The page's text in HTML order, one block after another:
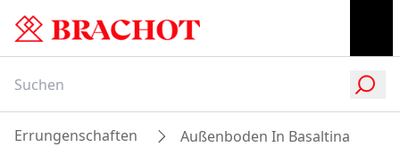
Errungenschaften Außenboden In Basaltina